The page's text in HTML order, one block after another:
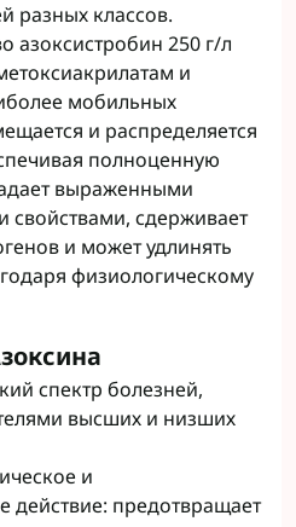
разных классов.
азоксистробин 250 г/л
и
мобильных
и распределяется
полноценную
выраженными
сдерживает
и может удлинять
физиологическому
спектр болезней,
высших и низших
и
действие: предотвращает